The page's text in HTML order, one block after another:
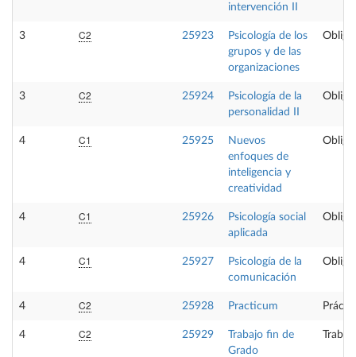
intervención II
3 C2 25923
Psicología de los
grupos y de las
organizaciones
3 C2 25924
Psicología de la
personalidad II
4 C1 25925
Nuevos
enfoques de
inteligencia y
creatividad
4 C1 25926
Psicología social
aplicada
4 C1 25927
Psicología de la
comunicación
4 C2 25928 Practicum
4 C2 25929
Trabajo fin de
Grado